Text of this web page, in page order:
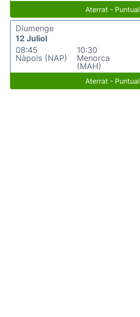
Aterrat - Puntual
Diumenge
12 Juliol
08:45
Nàpols (NAP)
10:30
Menorca
(MAH)
Aterrat - Puntual